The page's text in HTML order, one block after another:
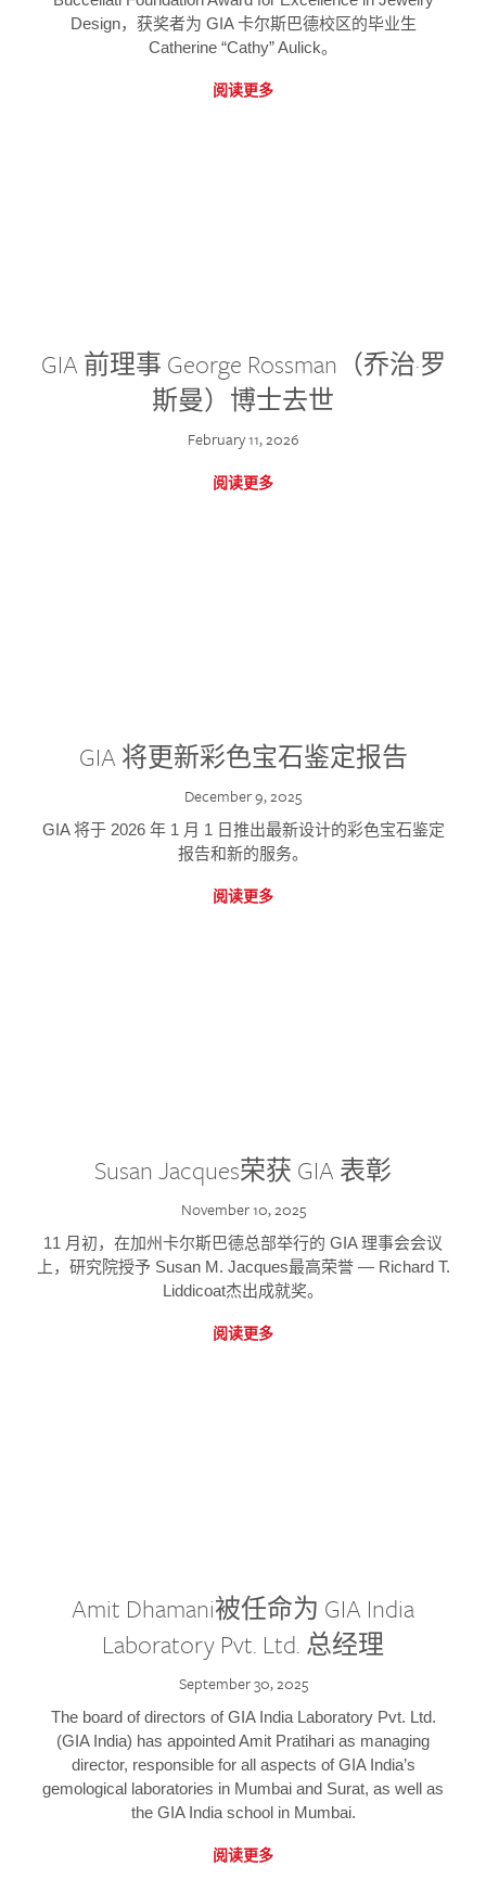
Design，获奖者为 GIA 卡尔斯巴德校区的毕业生
Catherine “Cathy” Aulick。
阅读更多
GIA 前理事 George Rossman（乔治·罗
斯曼）博士去世
February 11, 2026
阅读更多
GIA 将更新彩色宝石鉴定报告
December 9, 2025
GIA 将于 2026 年 1 月 1 日推出最新设计的彩色宝石鉴定
报告和新的服务。
阅读更多
Susan Jacques荣获 GIA 表彰
November 10, 2025
11 月初，在加州卡尔斯巴德总部举行的 GIA 理事会会议
上，研究院授予 Susan M. Jacques最高荣誉 — Richard T.
Liddicoat杰出成就奖。
阅读更多
Amit Dhamani被任命为 GIA India
Laboratory Pvt. Ltd. 总经理
September 30, 2025
The board of directors of GIA India Laboratory Pvt. Ltd.
(GIA India) has appointed Amit Pratihari as managing
director, responsible for all aspects of GIA India’s
gemological laboratories in Mumbai and Surat, as well as
the GIA India school in Mumbai.
阅读更多